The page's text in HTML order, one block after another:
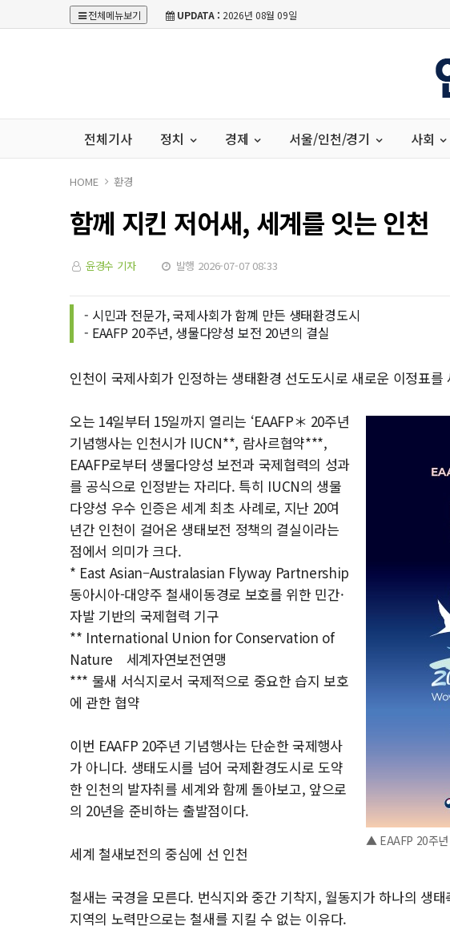
전체메뉴보기 UPDATA : 2026년 08월 09일
전체기사 정치 경제 서울/인천/경기 사회
HOME 환경
함께 지킨 저어새, 세계를 잇는 인천
윤경수 기자 발행 2026-07-07 08:33
- 시민과 전문가, 국제사회가 함꼐 만든 생태환경도시
- EAAFP 20주년, 생물다양성 보전 20년의 결실
인천이 국제사회가 인정하는 생태환경 선도도시로 새로운 이정표를
▲ EAAFP 20주년
오는 14일부터 15일까지 열리는 ‘EAAFP＊ 20주년
기념행사는 인천시가 IUCN**, 람사르협약***,
EAAFP로부터 생물다양성 보전과 국제협력의 성과
를 공식으로 인정받는 자리다. 특히 IUCN의 생물
다양성 우수 인증은 세계 최초 사례로, 지난 20여
년간 인천이 걸어온 생태보전 정책의 결실이라는
점에서 의미가 크다.
* East Asian–Australasian Flyway Partnership
동아시아-대양주 철새이동경로 보호를 위한 민간·
자발 기반의 국제협력 기구
** International Union for Conservation of
Nature 세계자연보전연맹
*** 물새 서식지로서 국제적으로 중요한 습지 보호
에 관한 협약
이번 EAAFP 20주년 기념행사는 단순한 국제행사
가 아니다. 생태도시를 넘어 국제환경도시로 도약
한 인천의 발자취를 세계와 함께 돌아보고, 앞으로
의 20년을 준비하는 출발점이다.
세계 철새보전의 중심에 선 인천
철새는 국경을 모른다. 번식지와 중간 기착지, 월동지가 하나의 생
지역의 노력만으로는 철새를 지킬 수 없는 이유다.